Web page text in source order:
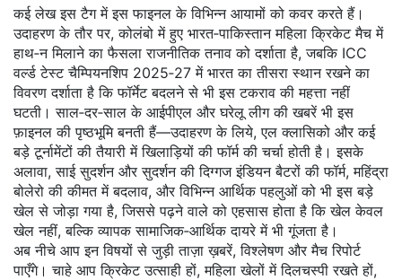
कई लेख इस टैग में इस फाइनल के विभिन्न आयामों को कवर करते हैं।
उदाहरण के तौर पर, कोलंबो में हुए भारत‑पाकिस्तान महिला क्रिकेट मैच में
हाथ‑न मिलाने का फैसला राजनीतिक तनाव को दर्शाता है, जबकि ICC
वर्ल्ड टेस्ट चैम्पियनशिप 2025‑27 में भारत का तीसरा स्थान रखने का
विवरण दर्शाता है कि फॉर्मेट बदलने से भी इस टकराव की महत्ता नहीं
घटती। साल‑दर‑साल के आईपीएल और घरेलू लीग की खबरें भी इस
फ़ाइनल की पृष्ठभूमि बनती हैं—उदाहरण के लिये, एल क्लासिको और कई
बड़े टूर्नामेंटों की तैयारी में खिलाड़ियों की फॉर्म की चर्चा होती है। इसके
अलावा, साई सुदर्शन और सुदर्शन की दिग्गज इंडियन बैटरों की फॉर्म, महिंद्रा
बोलेरो की कीमत में बदलाव, और विभिन्न आर्थिक पहलुओं को भी इस बड़े
खेल से जोड़ा गया है, जिससे पढ़ने वाले को एहसास होता है कि खेल केवल
खेल नहीं, बल्कि व्यापक सामाजिक‑आर्थिक दायरे में भी गूंजता है।
अब नीचे आप इन विषयों से जुड़ी ताज़ा ख़बरें, विश्लेषण और मैच रिपोर्ट
पाएँगे। चाहे आप क्रिकेट उत्साही हों, महिला खेलों में दिलचस्पी रखते हों,